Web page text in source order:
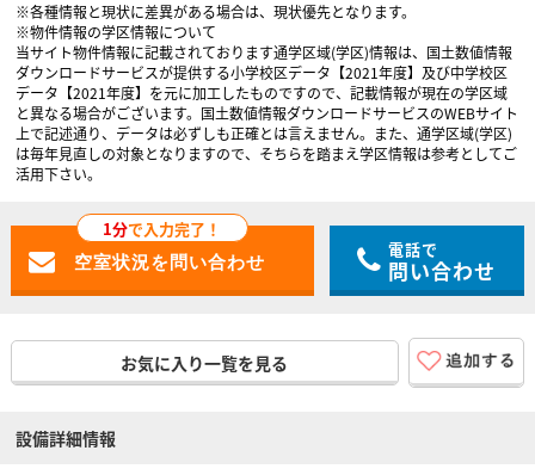
※各種情報と現状に差異がある場合は、現状優先となります。
※物件情報の学区情報について
当サイト物件情報に記載されております通学区域(学区)情報は、国土数値情報
ダウンロードサービスが提供する小学校区データ【2021年度】及び中学校区
データ【2021年度】を元に加工したものですので、記載情報が現在の学区域
と異なる場合がございます。国土数値情報ダウンロードサービスのWEBサイト
上で記述通り、データは必ずしも正確とは言えません。また、通学区域(学区)
は毎年見直しの対象となりますので、そちらを踏まえ学区情報は参考としてご
活用下さい。
1分で入力完了！
電話で
問い合わせ
お気に入り一覧を見る
設備詳細情報